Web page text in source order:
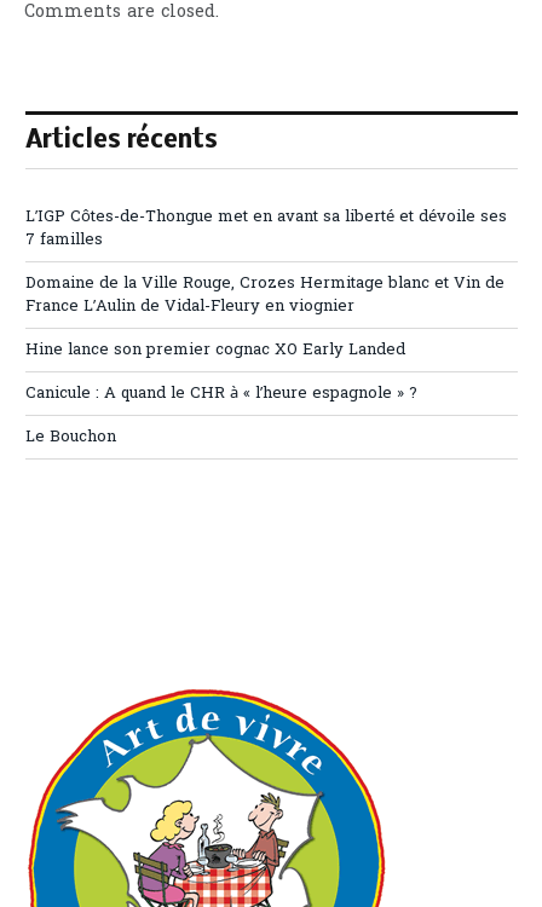
Comments are closed.
Articles récents
L’IGP Côtes-de-Thongue met en avant sa liberté et dévoile ses
7 familles
Domaine de la Ville Rouge, Crozes Hermitage blanc et Vin de
France L’Aulin de Vidal-Fleury en viognier
Hine lance son premier cognac XO Early Landed
Canicule : A quand le CHR à « l’heure espagnole » ?
Le Bouchon